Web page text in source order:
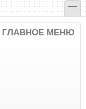
toggle
ГЛАВНОЕ МЕНЮ